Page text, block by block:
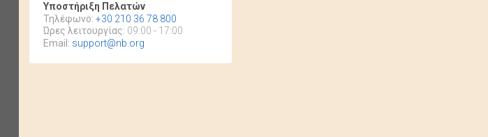
Υποστήριξη Πελατών
Τηλέφωνο: +30 210 36 78 800
Ώρες λειτουργίας: 09:00 - 17:00
Email: support@nb.org